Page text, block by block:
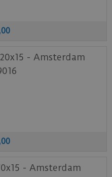
00
- Amsterdam
00
- Amsterdam